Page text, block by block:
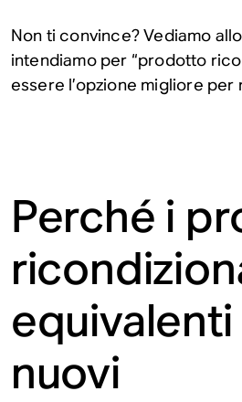
Non ti convince? Vediamo
intendiamo per “prodotto
essere l’opzione migliore
Perché i
nuovi